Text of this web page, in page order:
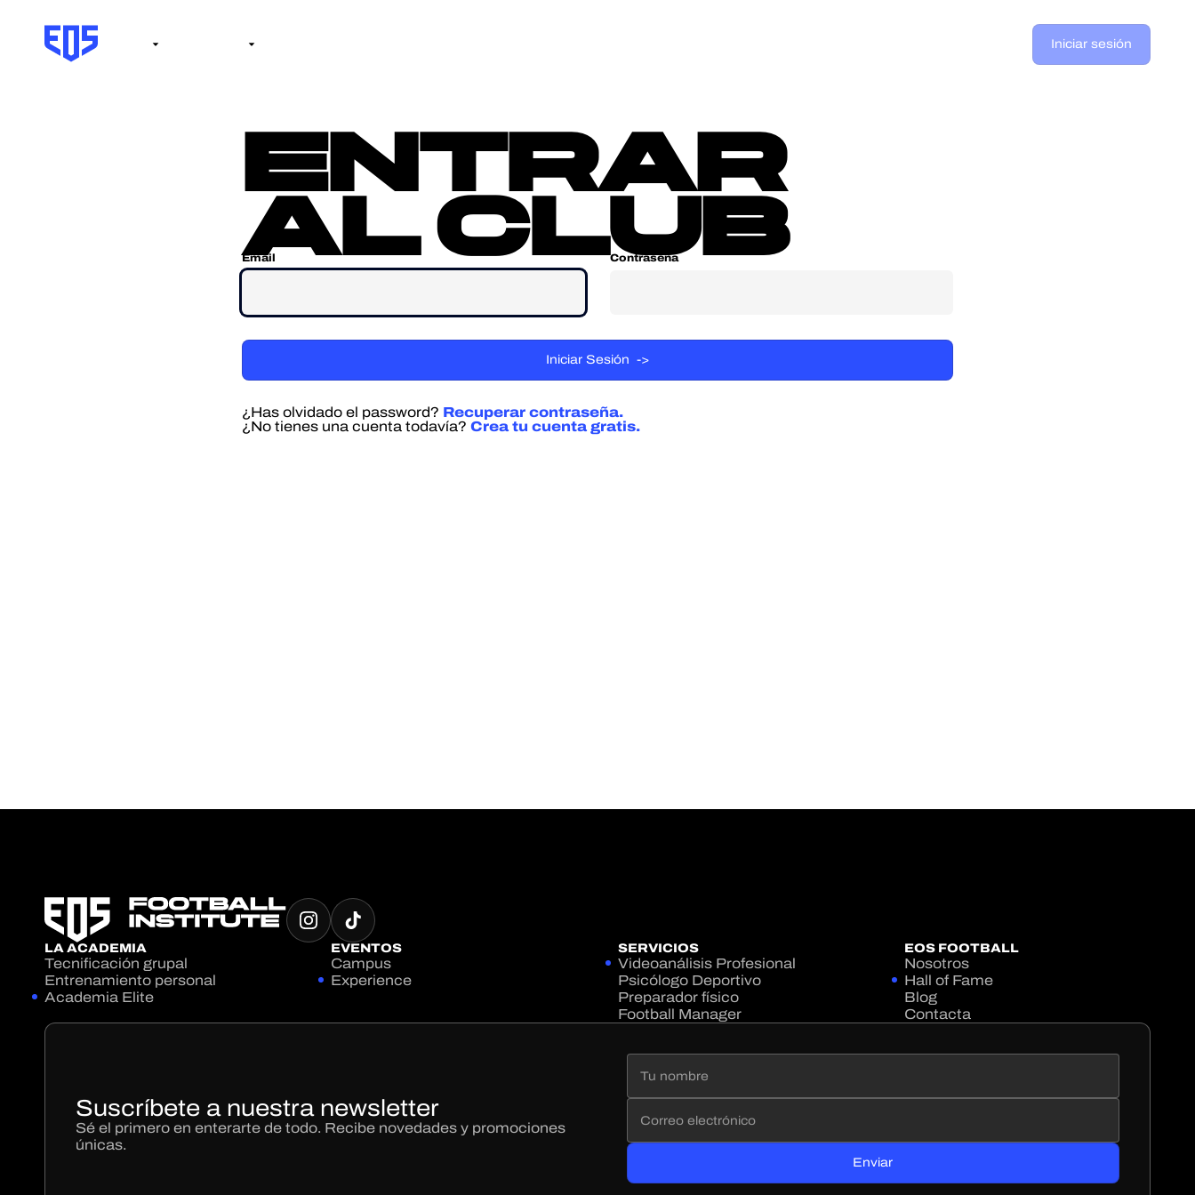
Iniciar sesión
entrar
al club
Email Contraseña
¿Has olvidado el password? Recuperar contraseña.
¿No tienes una cuenta todavía? Crea tu cuenta gratis.
LA ACADEMIA
Tecnificación grupal
Entrenamiento personal
Academia Elite
EVENTOS
Campus
Experience
SERVICIOS
Videoanálisis Profesional
Psicólogo Deportivo
Preparador físico
Football Manager
EOS FOOTBALL
Nosotros
Hall of Fame
Blog
Contacta
Suscríbete a nuestra newsletter
Sé el primero en enterarte de todo. Recibe novedades y promociones
únicas.